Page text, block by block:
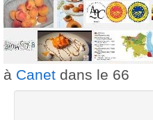
à Canet dans le 66